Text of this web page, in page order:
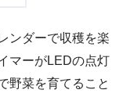
ンダーで収穫を楽
マーがLEDの点灯
野菜を育てること